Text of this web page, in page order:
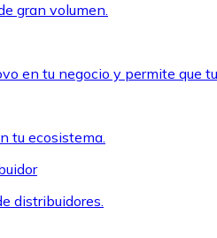
gran volumen.
en tu negocio y permite que
tu ecosistema.
distribuidores.